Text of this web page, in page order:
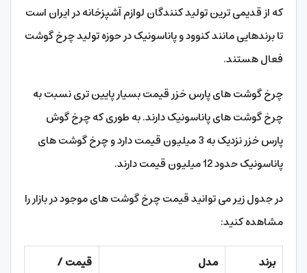
که از قدیمی ترین تولید کنندگان لوازم آشپزخانه در ایران است
تا برندهایی مانند کنوود و پاناسونیک در حوزه تولید چرخ گوشت
فعال هستند.
چرخ گوشت های پارس خزر قیمت بسیار پایین تری نسبت به
چرخ گوشت های پاناسونیک دارند. به طوری که چرخ گوش
پارس خزر نزدیک به 3 میلیون قیمت دارد و چرخ گوشت های
پاناسونیک حدود 12 میلیون قیمت دارند.
در جدول زیر می توانید قیمت چرخ گوشت های موجود در بازار را
مشاهده کنید:
برند مدل
قیمت /